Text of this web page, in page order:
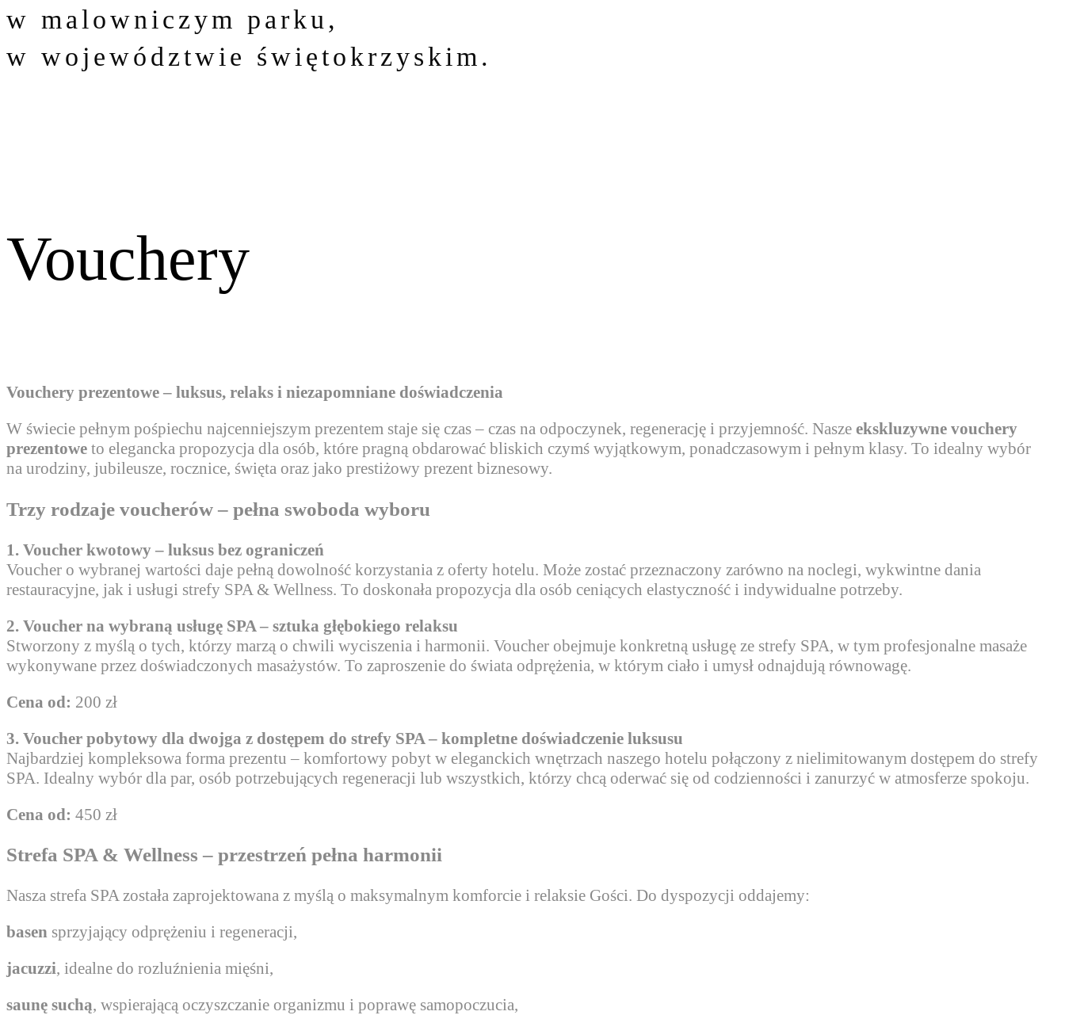
w malowniczym parku,
w województwie świętokrzyskim.
Vouchery
Vouchery prezentowe – luksus, relaks i niezapomniane doświadczenia
W świecie pełnym pośpiechu najcenniejszym prezentem staje się czas – czas na odpoczynek, regenerację i przyjemność. Nasze ekskluzywne vouchery
prezentowe to elegancka propozycja dla osób, które pragną obdarować bliskich czymś wyjątkowym, ponadczasowym i pełnym klasy. To idealny wybór
na urodziny, jubileusze, rocznice, święta oraz jako prestiżowy prezent biznesowy.
Trzy rodzaje voucherów – pełna swoboda wyboru
1. Voucher kwotowy – luksus bez ograniczeń
Voucher o wybranej wartości daje pełną dowolność korzystania z oferty hotelu. Może zostać przeznaczony zarówno na noclegi, wykwintne dania
restauracyjne, jak i usługi strefy SPA & Wellness. To doskonała propozycja dla osób ceniących elastyczność i indywidualne potrzeby.
2. Voucher na wybraną usługę SPA – sztuka głębokiego relaksu
Stworzony z myślą o tych, którzy marzą o chwili wyciszenia i harmonii. Voucher obejmuje konkretną usługę ze strefy SPA, w tym profesjonalne masaże
wykonywane przez doświadczonych masażystów. To zaproszenie do świata odprężenia, w którym ciało i umysł odnajdują równowagę.
Cena od: 200 zł
3. Voucher pobytowy dla dwojga z dostępem do strefy SPA – kompletne doświadczenie luksusu
Najbardziej kompleksowa forma prezentu – komfortowy pobyt w eleganckich wnętrzach naszego hotelu połączony z nielimitowanym dostępem do strefy
SPA. Idealny wybór dla par, osób potrzebujących regeneracji lub wszystkich, którzy chcą oderwać się od codzienności i zanurzyć w atmosferze spokoju.
Cena od: 450 zł
Strefa SPA & Wellness – przestrzeń pełna harmonii
Nasza strefa SPA została zaprojektowana z myślą o maksymalnym komforcie i relaksie Gości. Do dyspozycji oddajemy:
basen sprzyjający odprężeniu i regeneracji,
jacuzzi, idealne do rozluźnienia mięśni,
saunę suchą, wspierającą oczyszczanie organizmu i poprawę samopoczucia,